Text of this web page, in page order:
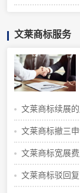
文莱商标服务
文莱商标续展
文莱商标撤三
文莱商标宽展
文莱商标驳回